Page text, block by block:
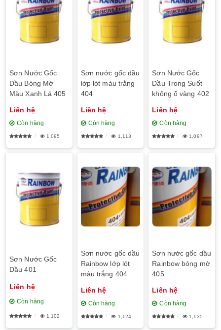
Sơn Nước Gốc
Dầu Bóng Mờ
Màu Xanh Lá 405
Liên hệ
Còn hàng
1,095
Sơn nước gốc dầu
lớp lót màu trắng
404
Liên hệ
Còn hàng
1,113
Sơn Nước Gốc
Dầu Trong Suốt
không ố vàng 402
Liên hệ
Còn hàng
1,097
Sơn Nước Gốc
Dầu 401
Liên hệ
Còn hàng
1,102
Sơn nước gốc dầu
Rainbow lớp lót
màu trắng 404
Liên hệ
Còn hàng
1,124
Sơn nước gốc dầu
Rainbow bóng mờ
405
Liên hệ
Còn hàng
1,135